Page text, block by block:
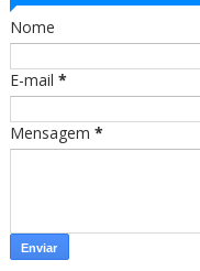
o
k
r
m
Nome
E-mail *
Mensagem *